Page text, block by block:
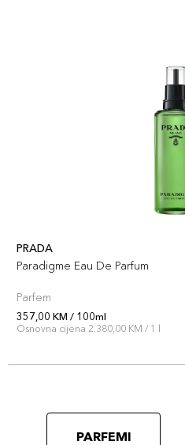
PRADA
Paradigme Eau De Parfum
Parfem
357,00 KM / 100ml
Osnovna cijena 2.380,00 KM / 1 l
PARFEMI